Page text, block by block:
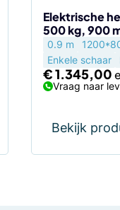
Elektrische
500 kg, 900
0.9 m
Enkele schaar
€1.345,00
Vraag naar
Bekijk